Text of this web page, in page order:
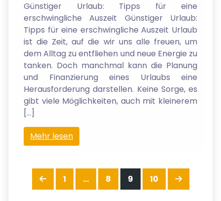
Günstiger Urlaub: Tipps für eine
erschwingliche Auszeit Günstiger Urlaub:
Tipps für eine erschwingliche Auszeit Urlaub
ist die Zeit, auf die wir uns alle freuen, um
dem Alltag zu entfliehen und neue Energie zu
tanken. Doch manchmal kann die Planung
und Finanzierung eines Urlaubs eine
Herausforderung darstellen. Keine Sorge, es
gibt viele Möglichkeiten, auch mit kleinerem
[…]
Mehr lesen
Seitennummerierung
der Beiträge
Vorherige Seite
Seite
1 … Seite
8 Seite
9 Seite
10